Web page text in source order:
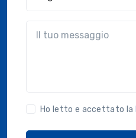
Ho letto e accettato la